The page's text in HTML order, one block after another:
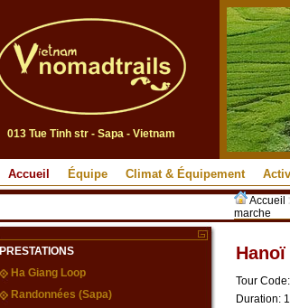
013 Tue Tinh str - Sapa - Vietnam
Accueil Équipe Climat & Équipement
Accueil
marche
PRESTATIONS
Ha Giang Loop
Randonnées (Sapa)
Tour
Duration: